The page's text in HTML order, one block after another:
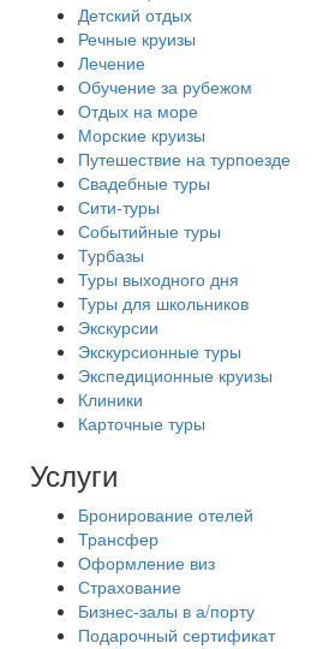
Детский отдых
Речные круизы
Лечение
Обучение за рубежом
Отдых на море
Морские круизы
Путешествие на турпоезде
Свадебные туры
Сити-туры
Событийные туры
Турбазы
Туры выходного дня
Туры для школьников
Экскурсии
Экскурсионные туры
Экспедиционные круизы
Клиники
Карточные туры
Услуги
Бронирование отелей
Трансфер
Оформление виз
Страхование
Бизнес-залы в а/порту
Подарочный сертификат